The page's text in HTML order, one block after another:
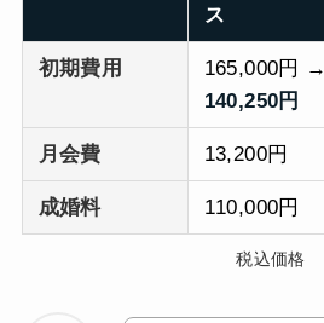
ス
初期費用
165,000円 →
140,250円
月会費 13,200円
成婚料 110,000円
税込価格